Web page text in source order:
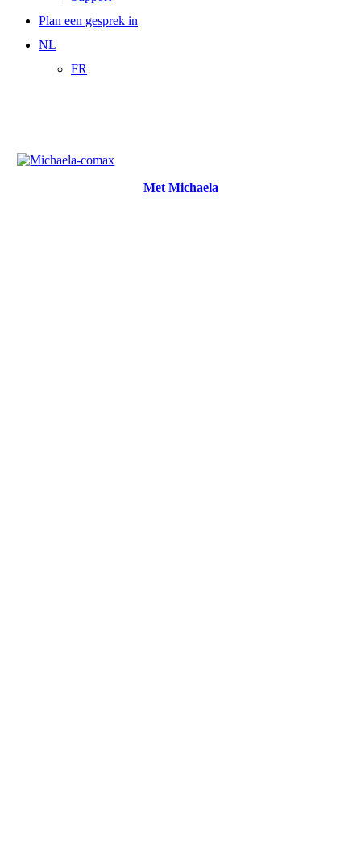
Plan een gesprek in
NL
FR
Met Michaela